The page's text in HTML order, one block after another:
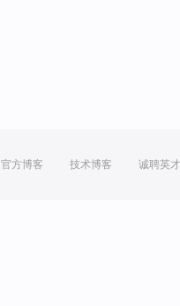
官方博客 技术博客 诚聘英才